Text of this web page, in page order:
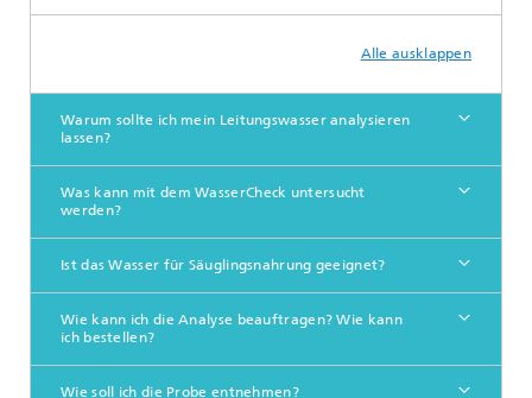
Alle ausklappen
Warum sollte ich mein Leitungswasser analysieren
lassen?
Was kann mit dem WasserCheck untersucht
werden?
Ist das Wasser für Säuglingsnahrung geeignet?
Wie kann ich die Analyse beauftragen? Wie kann
ich bestellen?
Wie soll ich die Probe entnehmen?